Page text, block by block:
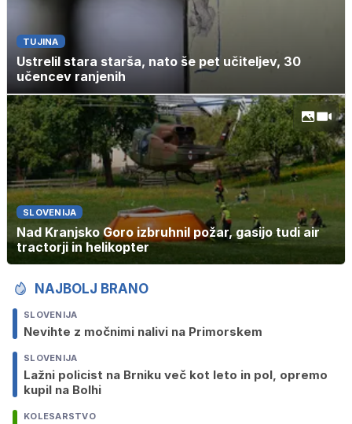
TUJINA
Ustrelil stara starša, nato še pet učiteljev, 30
učencev ranjenih
SLOVENIJA
Nad Kranjsko Goro izbruhnil požar, gasijo tudi air
tractorji in helikopter
NAJBOLJ BRANO
SLOVENIJA
Nevihte z močnimi nalivi na Primorskem
SLOVENIJA
Lažni policist na Brniku več kot leto in pol, opremo
kupil na Bolhi
KOLESARSTVO